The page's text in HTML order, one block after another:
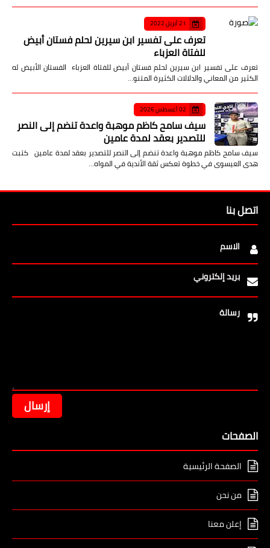
21 أبريل 2022
تعرف على تفسير ابن سيرين لحلم فستان أبيض
للفتاة العزباء
تعرف على تفسير ابن سيرين لحلم فستان أبيض للفتاة العزباء الفستان الأبيض له
الكثير من المعاني والدلالات الكثيرة المتنو…
02 أغسطس 2026
سيف سامح كاظم موهبة واعدة تنضم إلى النصر
للتصدير بعقد لمدة عامين
سيف سامح كاظم موهبة واعدة تنضم إلى النصر للتصدير بعقد لمدة عامين كتبت
هدى العيسوى في خطوة تعكس ثقة الأندية في المواه…
اتصل بنا
الاسم
بريد إلكتروني
رسالة
الصفحات
الصفحة الرئيسية
من نحن
إعلن معنا